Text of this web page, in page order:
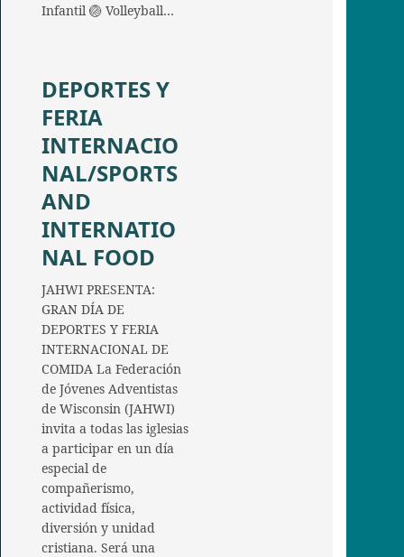
Infantil 🏐 Volleyball…
DEPORTES Y
FERIA
INTERNACIO
NAL/SPORTS
AND
INTERNATIO
NAL FOOD
JAHWI PRESENTA:
GRAN DÍA DE
DEPORTES Y FERIA
INTERNACIONAL DE
COMIDA La Federación
de Jóvenes Adventistas
de Wisconsin (JAHWI)
invita a todas las iglesias
a participar en un día
especial de
compañerismo,
actividad física,
diversión y unidad
cristiana. Será una